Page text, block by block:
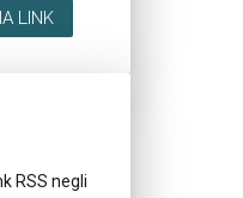
LINK
RSS negli